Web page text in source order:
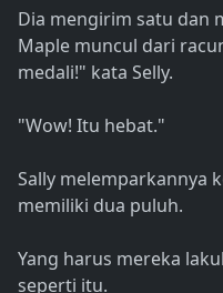
Dia mengirim satu dan
Maple muncul dari
medali!" kata Selly.
"Wow! Itu hebat."
Sally melemparkannya
memiliki dua puluh.
Yang harus mereka
seperti itu.